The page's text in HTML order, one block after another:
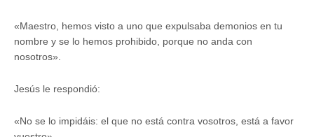
«Maestro, hemos visto a uno que expulsaba demonios en tu
nombre y se lo hemos prohibido, porque no anda con
nosotros».
Jesús le respondió:
«No se lo impidáis: el que no está contra vosotros, está a favor